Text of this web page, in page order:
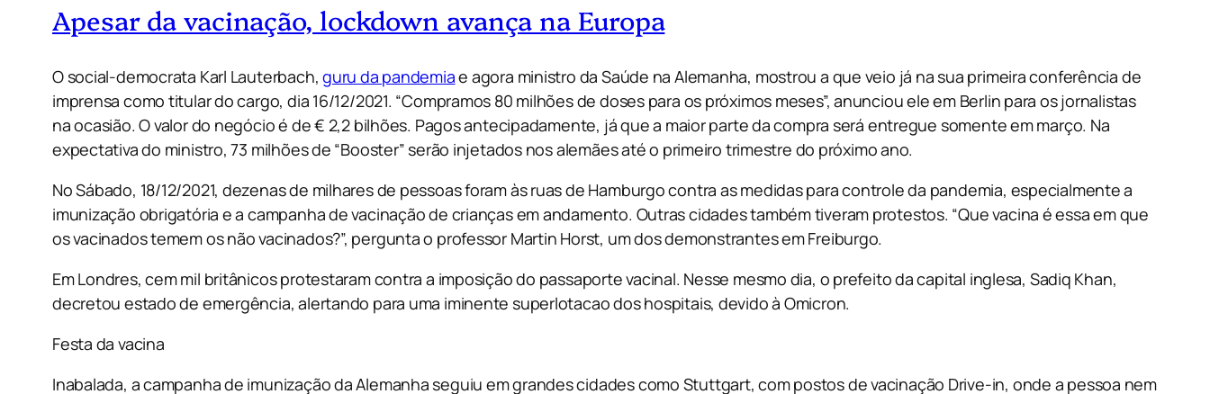
Apesar da vacinação, lockdown avança na Europa
O social-democrata Karl Lauterbach,guru da pandemiae agora ministro da Saúde na Alemanha, mostrou a que veio já na sua primeira conferência de
imprensa como titular do cargo, dia 16/12/2021. “Compramos 80 milhões de doses para os próximos meses”, anunciou ele em Berlin para os jornalistas
na ocasião. O valor do negócio é de € 2,2 bilhões. Pagos antecipadamente, já que a maior parte da compra será entregue somente em março. Na
expectativa do ministro, 73 milhões de “Booster” serão injetados nos alemães até o primeiro trimestre do próximo ano.
No Sábado, 18/12/2021, dezenas de milhares de pessoas foram às ruas de Hamburgo contra as medidas para controle da pandemia, especialmente a
imunização obrigatória e a campanha de vacinação de crianças em andamento. Outras cidades também tiveram protestos. “Que vacina é essa em que
os vacinados temem os não vacinados?”, pergunta o professor Martin Horst, um dos demonstrantes em Freiburgo.
Em Londres, cem mil britânicos protestaram contra a imposição do passaporte vacinal. Nesse mesmo dia, o prefeito da capital inglesa, Sadiq Khan,
decretou estado de emergência, alertando para uma iminente superlotacao dos hospitais, devido à Omicron.
Festa da vacina
Inabalada, a campanha de imunização da Alemanha seguiu em grandes cidades como Stuttgart, com postos de vacinação Drive-in, onde a pessoa nem